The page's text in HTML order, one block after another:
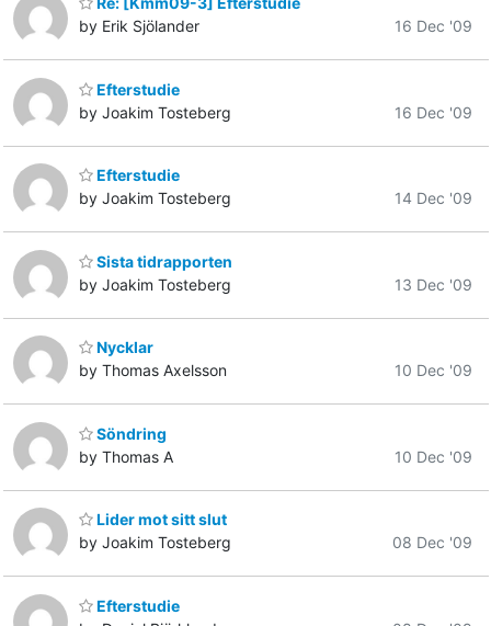
by Erik Sjölander
16 Dec '09
Efterstudie
by Joakim Tosteberg
16 Dec '09
Efterstudie
by Joakim Tosteberg
14 Dec '09
Sista tidrapporten
by Joakim Tosteberg
13 Dec '09
Nycklar
by Thomas Axelsson
10 Dec '09
Söndring
by Thomas A
10 Dec '09
Lider mot sitt slut
by Joakim Tosteberg
08 Dec '09
Efterstudie